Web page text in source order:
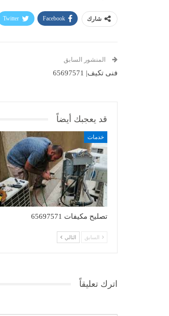
شارك Facebook
Twitter
المنشور السابق
فنى تكيف| 65697571
قد يعجبك أيضاً
خدمات
تصليح مكيفات 65697571
السابق التالي
اترك تعليقاً